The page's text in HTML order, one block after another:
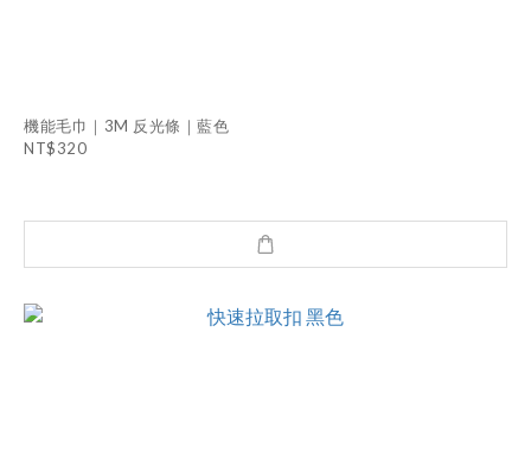
機能毛巾｜3M 反光條｜藍色
NT$320